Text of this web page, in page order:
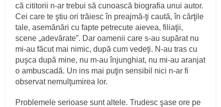
că cititorii n-ar trebui să cunoască biografia unui autor.
Cei care te ştiu ori trăiesc în preajmă-ţi caută, în cărţile
tale, asemănări cu fapte petrecute aievea, filiaţii,
scene „adevărate”. Dar oamenii care s-au supărat nu
mi-au făcut mai nimic, după cum vedeţi. N-au tras cu
puşca după mine, nu m-au înjunghiat, nu mi-au aranjat
o ambuscadă. Un ins mai puţin sensibil nici n-ar fi
observat nemulţumirea lor.
Problemele serioase sunt altele. Trudesc şase ore pe